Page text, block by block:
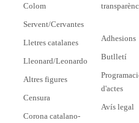
Colom
Servent/Cervantes
Lletres catalanes
Lleonard/Leonardo
Altres figures
Censura
Corona catalano-
Adhesions
Butlletí
d'actes
Avís legal